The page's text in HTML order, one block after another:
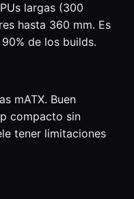
largas (300
hasta 360 mm. Es
de los builds.
mATX. Buen
compacto sin
tener limitaciones